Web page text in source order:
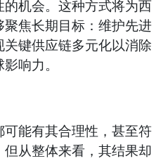
机会。这种方式将为西
焦长期目标：维护先进
键供应链多元化以消除
响力。
能有其合理性，甚至符
从整体来看，其结果却